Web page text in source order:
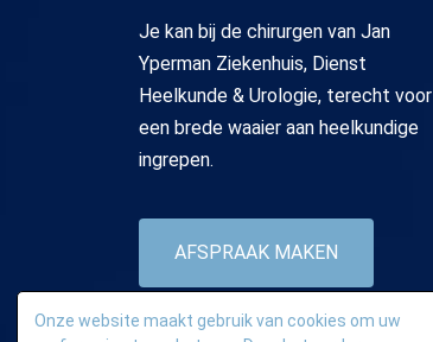
Onze website maakt gebruik van cookies om uw
Je kan bij de chirurgen van Jan
Yperman Ziekenhuis, Dienst
Heelkunde & Urologie, terecht voor
een brede waaier aan heelkundige
ingrepen.
AFSPRAAK MAKEN